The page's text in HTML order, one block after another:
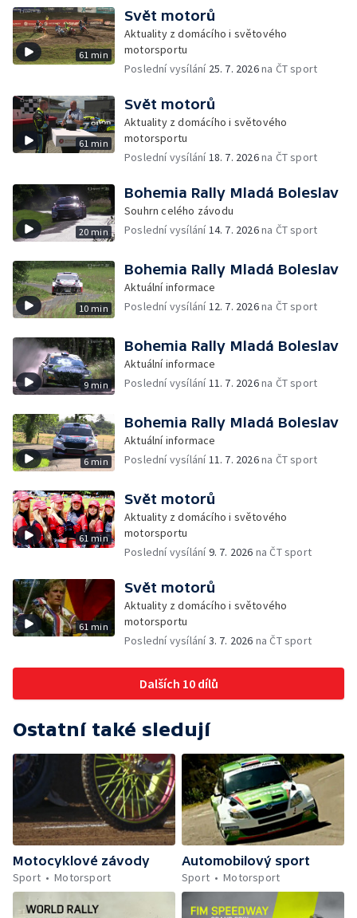
61 min
Svět motorů
Aktuality z domácího i světového
motorsportu
Poslední vysílání 25. 7. 2026na ČT sport
61 min
Svět motorů
Aktuality z domácího i světového
motorsportu
Poslední vysílání18. 7. 2026na ČT sport
20 min
Bohemia Rally Mladá Boleslav
Souhrn celého závodu
Poslední vysílání14. 7. 2026na ČT sport
10 min
Bohemia Rally Mladá Boleslav
Aktuální informace
Poslední vysílání12. 7. 2026na ČT sport
9 min
Bohemia Rally Mladá Boleslav
Aktuální informace
Poslední vysílání11. 7. 2026na ČT sport
6 min
Bohemia Rally Mladá Boleslav
Aktuální informace
Poslední vysílání11. 7. 2026na ČT sport
61 min
Svět motorů
Aktuality z domácího i světového
motorsportu
Poslední vysílání9. 7. 2026 na ČT sport
61 min
Svět motorů
Aktuality z domácího i světového
motorsportu
Poslední vysílání3. 7. 2026 na ČT sport
Dalších 10 dílů
Ostatní také sledují
Motocyklové závody
Sport
Motorsport
Automobilový sport
Sport
Motorsport